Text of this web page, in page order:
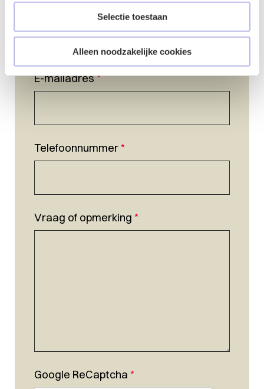
Selectie toestaan
Alleen noodzakelijke cookies
E-mailadres*
Telefoonnummer*
Vraag of opmerking *
Google ReCaptcha *